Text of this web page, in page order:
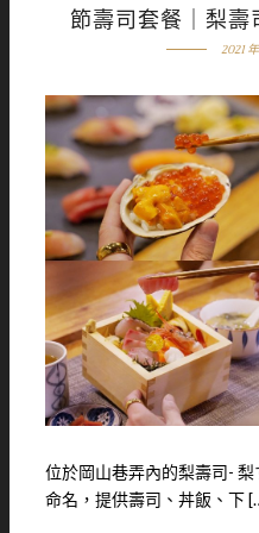
節壽司套餐｜梨
2021
位於岡山巷弄內的梨壽司-
命名，提供壽司、丼飯、下